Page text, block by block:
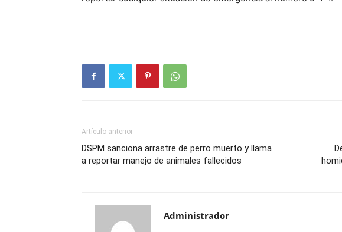
Artículo anterior
DSPM sanciona arrastre de perro muerto y llama
a reportar manejo de animales fallecidos
Administrador